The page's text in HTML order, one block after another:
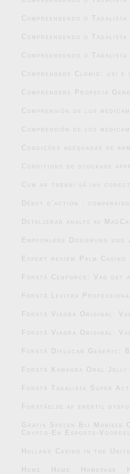
Compreendendo o
Compreendendo o
Compreendendo o
Comprendere Clomid: usi e
Comprendere Propecia
Comprensión de los
Comprensión de los
Condições adequadas de
Conditions de stockage
Cum ar trebui să iau
Début d’action :
Detaljerad analys av
Empfohlene Dosierung und
Expert review Palm
Förstå Cenforce: Vad det
Förstå Levitra
Förstå Viagra Original:
Förstå Viagra Original:
Forstå Diflucan Generic:
Forstå Kamagra Oral
Forstå Tadalista Super
Forståelse af erektil
Gratis Spelen Bij Mobiele
Crypto-En Esports-
Holland Casino in the
Home Home Homepage